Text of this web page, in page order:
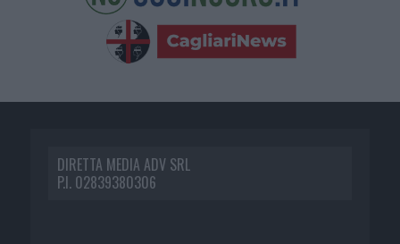
DIRETTA MEDIA ADV SRL
P.I. 02839380306